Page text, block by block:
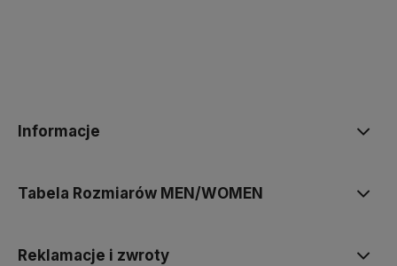
Informacje
Tabela Rozmiarów MEN/WOMEN
Reklamacje i zwroty